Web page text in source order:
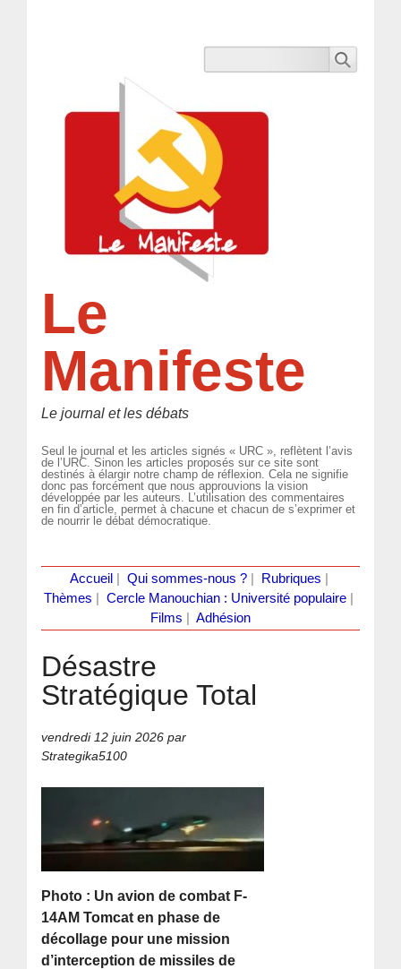
Le
Manifeste
Le journal et les débats
Seul le journal et les articles signés « URC », reflètent l’avis
de l’URC. Sinon les articles proposés sur ce site sont
destinés à élargir notre champ de réflexion. Cela ne signifie
donc pas forcément que nous approuvions la vision
développée par les auteurs. L’utilisation des commentaires
en fin d’article, permet à chacune et chacun de s’exprimer et
de nourrir le débat démocratique.
Accueil Qui sommes-nous ?| Rubriques
Thèmes
Cercle Manouchian : Université populaire
Films
Adhésion
Désastre
Stratégique Total
vendredi 12 juin 2026 par
Strategika5100
Photo : Un avion de combat F-
14AM Tomcat en phase de
décollage pour une mission
d’interception de missiles de